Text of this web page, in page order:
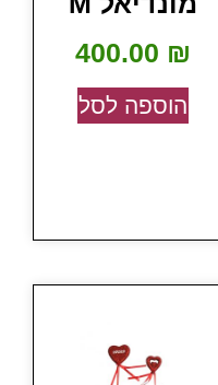
400.00 ₪
הוספה לסל